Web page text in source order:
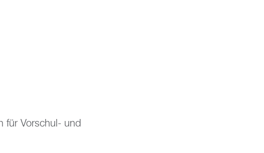
für Vor­schul- und